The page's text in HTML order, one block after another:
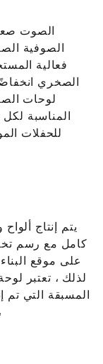
الصوت
الصوفية
فعالية
الصخري
لوحات
المناسبة
للحفلات
يتم إنتاج
كامل مع رسم
لذلك ، تعتبر
المسبقة التي